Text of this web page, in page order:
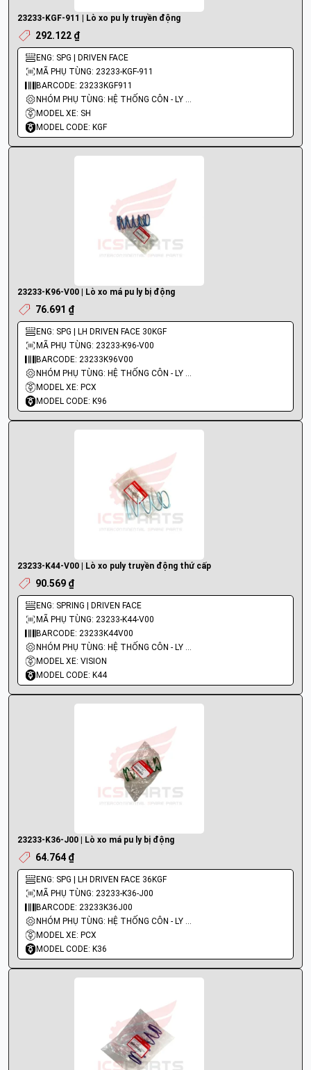
23233-KGF-911 | Lò xo pu ly truyền động
292.122 ₫
ENG: SPG | DRIVEN FACE
MÃ PHỤ TÙNG: 23233-KGF-911
BARCODE: 23233KGF911
NHÓM PHỤ TÙNG: HỆ THỐNG CÔN - LY HỢP - TRỤC SỐ - BÁNH RĂNG
MODEL XE: SH
MODEL CODE: KGF
23233-K96-V00 | Lò xo má pu ly bị động
76.691 ₫
ENG: SPG | LH DRIVEN FACE 30KGF
MÃ PHỤ TÙNG: 23233-K96-V00
BARCODE: 23233K96V00
NHÓM PHỤ TÙNG: HỆ THỐNG CÔN - LY HỢP - TRỤC SỐ - BÁNH RĂNG
MODEL XE: PCX
MODEL CODE: K96
23233-K44-V00 | Lò xo puly truyền động thứ cấp
90.569 ₫
ENG: SPRING | DRIVEN FACE
MÃ PHỤ TÙNG: 23233-K44-V00
BARCODE: 23233K44V00
NHÓM PHỤ TÙNG: HỆ THỐNG CÔN - LY HỢP - TRỤC SỐ - BÁNH RĂNG
MODEL XE: VISION
MODEL CODE: K44
23233-K36-J00 | Lò xo má pu ly bị động
64.764 ₫
ENG: SPG | LH DRIVEN FACE 36KGF
MÃ PHỤ TÙNG: 23233-K36-J00
BARCODE: 23233K36J00
NHÓM PHỤ TÙNG: HỆ THỐNG CÔN - LY HỢP - TRỤC SỐ - BÁNH RĂNG
MODEL XE: PCX
MODEL CODE: K36